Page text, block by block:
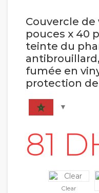
Couvercle de
pouces x 40
teinte du
fumée en
protection
Clear